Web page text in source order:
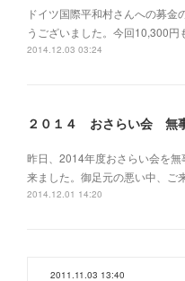
ドイツ国際平和村さんへの募金
うございました。今回10,300円
2014.12.03 03:24
昨日、2014年度おさらい会を無
来ました。御足元の悪い中、ご
2014.12.01 14:20
2011.11.03 13:40